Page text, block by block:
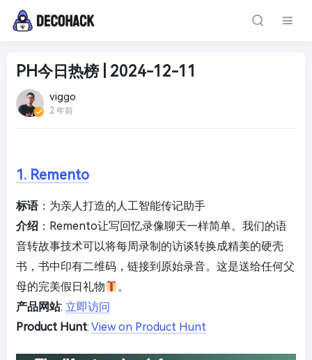
PH今日热榜 | 2024-12-11
viggo
2 年前
1. Remento
标语：为亲人打造的人工智能传记助手
介绍 ：Remento让写回忆录像聊天一样简单。我们的语
音转故事技术可以将每周录制的访谈转换成精美的硬壳
书，书中印有二维码，链接到原始录音。这是送给任何父
母的完美假日礼物
。
产品网站: 立即访问
Product Hunt: View on Product Hunt